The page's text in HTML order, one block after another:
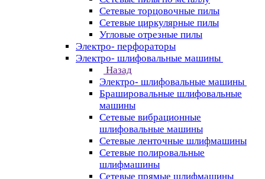
Сетевые торцовочные пилы
Сетевые циркулярные пилы
Угловые отрезные пилы
Электро- перфораторы
Электро- шлифовальные машины
Назад
Электро- шлифовальные машины
Брашировальные шлифовальные
машины
Сетевые вибрационные
шлифовальные машины
Сетевые ленточные шлифмашины
Сетевые полировальные
шлифмашины
Сетевые прямые шлифмашины